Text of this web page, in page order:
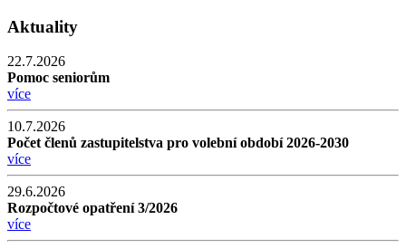
Aktuality
22.7.2026
Pomoc seniorům
více
10.7.2026
Počet členů zastupitelstva pro volební období 2026-2030
více
29.6.2026
Rozpočtové opatření 3/2026
více